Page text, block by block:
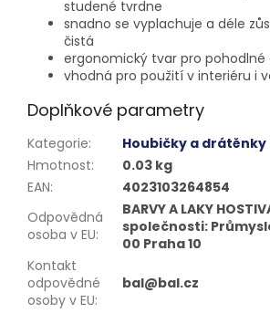
studené tvrdne
snadno se vyplachuje a déle
čistá
ergonomický tvar pro pohodlné
vhodná pro použití v interiéru i
Doplňkové parametry
Kategorie:
Houbičky a drátěnky
Hmotnost:
0.03 kg
EAN:
4023103264854
Odpovědná
osoba v EU:
BARVY A LAKY
společnosti:
00 Praha 10
Kontakt
odpovědné
osoby v EU:
bal@bal.cz